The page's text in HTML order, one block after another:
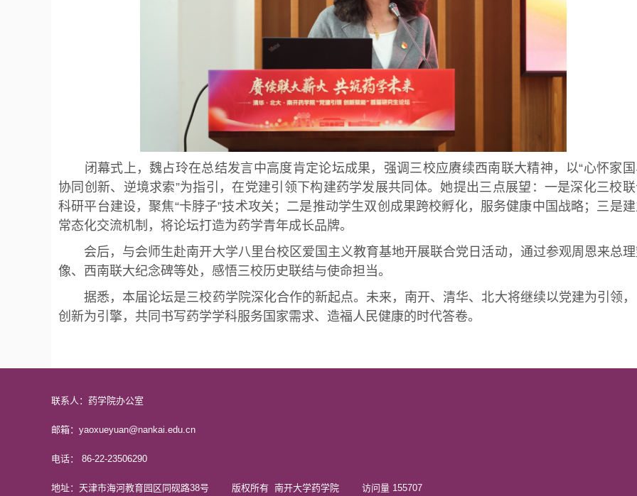
闭幕式上，魏占玲在总结发言中高度肯定论坛成果，强调三校应赓续西南联大精神，以“心怀家
协同创新、逆境求索”为指引，在党建引领下构建药学发展共同体。她提出三点展望：一是深化三校
科研平台建设，聚焦“卡脖子”技术攻关；二是推动学生双创成果跨校孵化，服务健康中国战略；三是
常态化交流机制，将论坛打造为药学青年成长品牌。
会后，与会师生赴南开大学八里台校区爱国主义教育基地开展联合党日活动，通过参观周恩来总
像、西南联大纪念碑等处，感悟三校历史联结与使命担当。
据悉，本届论坛是三校药学院深化合作的新起点。未来，南开、清华、北大将继续以党建为引领
创新为引擎，共同书写药学学科服务国家需求、造福人民健康的时代答卷。
联系人：药学院办公室
邮箱：yaoxueyuan@nankai.edu.cn
电话： 86-22-23506290
地址：天津市海河教育园区同砚路38号 版权所有 南开大学药学院 访问量 155707